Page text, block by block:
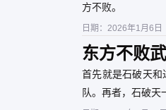
方不败。
日期：2026年1月6日
东方不败
孤求败一
首先就是石破天
队。再者，石破天